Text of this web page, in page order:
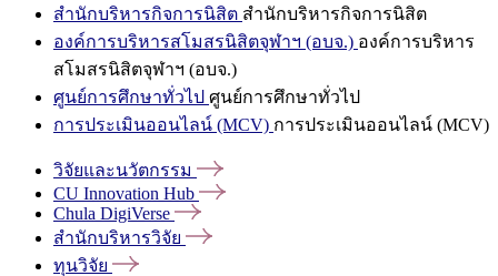
สำนักบริหารกิจการนิสิต สำนักบริหารกิจการนิสิต
องค์การบริหารสโมสรนิสิตจุฬาฯ (อบจ.) องค์การบริหาร
สโมสรนิสิตจุฬาฯ (อบจ.)
ศูนย์การศึกษาทั่วไป ศูนย์การศึกษาทั่วไป
การประเมินออนไลน์ (MCV) การประเมินออนไลน์ (MCV)
วิจัยและนวัตกรรม
CU Innovation Hub
Chula DigiVerse
สำนักบริหารวิจัย
ทุนวิจัย